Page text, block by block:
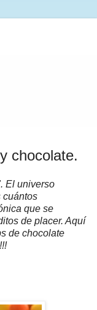
chocolate.
El universo
cuántos
que se
de placer. Aquí
de chocolate